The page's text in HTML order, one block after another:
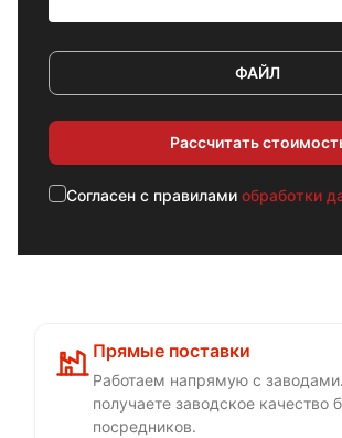
Рассчитать
ФАЙЛ
Cогласен с правилами обработки
Прямые поставки
Работаем напрямую с
получаете заводское качество
посредников.